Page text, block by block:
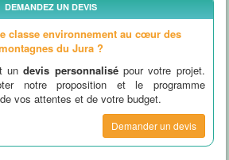
DEMANDEZ UN DEVIS
classe environnement au cœur des
du Jura ?
undevis personnalisépour votre projet.
notre proposition et le programme
vos attentes et de votre budget.
Demander un devis